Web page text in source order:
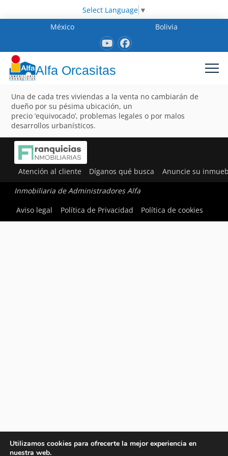
Select Language ▼
México
Bolivia
Alfa Orcasitas
Una de cada tres viviendas a la venta no cambiarán de
dueño por su pésima ubicación, un
precio ‘equivocado’, problemas legales o por malos
desarrollos urbanísticos.
Atención al cliente Díganos qué busca Anuncie su
Inmobiliaria de Administradores Alfa
Aviso legal
Política de Privacidad Política de cookies
Utilizamos cookies para ofrecerte la mejor experiencia en
nuestra web.